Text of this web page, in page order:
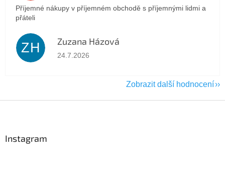
Příjemné nákupy v příjemném obchodě s příjemnými lidmi a
přáteli
ZH Zuzana Házová
Hodnocení obchodu je 5 z 5 hvězdiček.
24.7.2026
Zobrazit další hodnocení
Instagram